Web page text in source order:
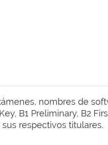
nombres de
B1 Preliminary, B2
sus respectivos titulares.